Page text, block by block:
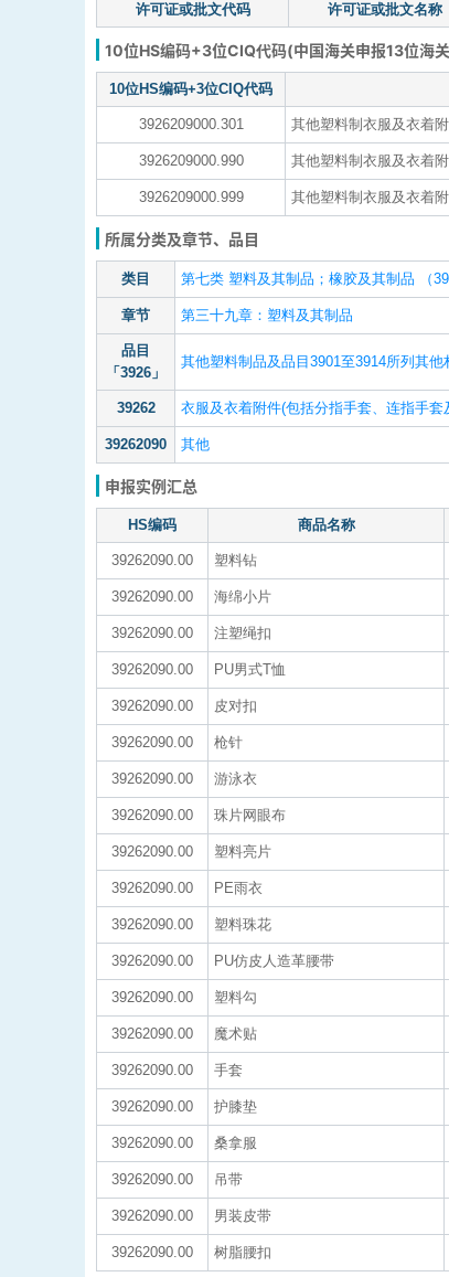
许可证或批文代码 许可证或批文名称
10位HS编码+3位CIQ代码(中国海关申报13位海
10位HS编码+3位CIQ代码
3926209000.301 其他塑料制衣服及衣着
3926209000.990 其他塑料制衣服及衣着
3926209000.999 其他塑料制衣服及衣着
所属分类及章节、品目
类目 第七类 塑料及其制品；橡胶及其制品 （
章节 第三十九章：塑料及其制品
品目
「3926」
其他塑料制品及品目3901至3914所列其他
39262 衣服及衣着附件(包括分指手套、连指手套
39262090 其他
申报实例汇总
HS编码 商品名称
39262090.00 塑料钻
39262090.00 海绵小片
39262090.00 注塑绳扣
39262090.00 PU男式T恤
39262090.00 皮对扣
39262090.00 枪针
39262090.00 游泳衣
39262090.00 珠片网眼布
39262090.00 塑料亮片
39262090.00 PE雨衣
39262090.00 塑料珠花
39262090.00 PU仿皮人造革腰带
39262090.00 塑料勾
39262090.00 魔术贴
39262090.00 手套
39262090.00 护膝垫
39262090.00 桑拿服
39262090.00 吊带
39262090.00 男装皮带
39262090.00 树脂腰扣